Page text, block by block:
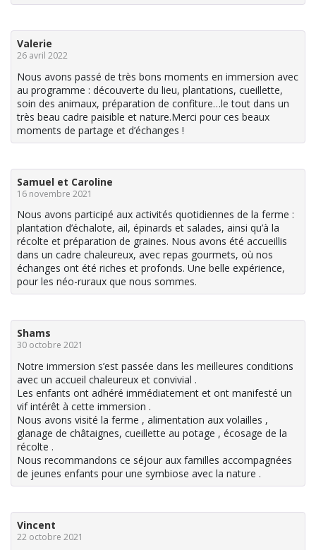
Valerie
26 avril 2022
Nous avons passé de très bons moments en immersion avec
au programme : découverte du lieu, plantations, cueillette,
soin des animaux, préparation de confiture…le tout dans un
très beau cadre paisible et nature.Merci pour ces beaux
moments de partage et d’échanges !
Samuel et Caroline
16 novembre 2021
Nous avons participé aux activités quotidiennes de la ferme :
plantation d’échalote, ail, épinards et salades, ainsi qu’à la
récolte et préparation de graines. Nous avons été accueillis
dans un cadre chaleureux, avec repas gourmets, où nos
échanges ont été riches et profonds. Une belle expérience,
pour les néo-ruraux que nous sommes.
Shams
30 octobre 2021
Notre immersion s’est passée dans les meilleures conditions
avec un accueil chaleureux et convivial .
Les enfants ont adhéré immédiatement et ont manifesté un
vif intérêt à cette immersion .
Nous avons visité la ferme , alimentation aux volailles ,
glanage de châtaignes, cueillette au potage , écosage de la
récolte .
Nous recommandons ce séjour aux familles accompagnées
de jeunes enfants pour une symbiose avec la nature .
Vincent
22 octobre 2021